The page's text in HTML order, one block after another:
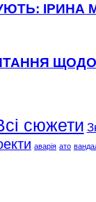
ІРИНА
сюжети
аварія ато